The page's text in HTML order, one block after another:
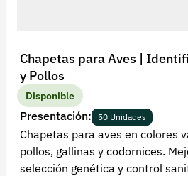
Chapetas para Aves |
y Pollos
Disponible
Presentación: 50 Unidades
Chapetas para aves en colores
pollos, gallinas y codornices.
selección genética y control
Recuperar contraseña
Contacto
Soporte
+57 323 2931928
contacto@croper.com